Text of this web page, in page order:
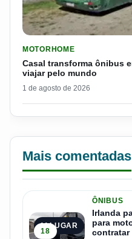
MOTORHOME
Casal transforma ônibus
viajar pelo mundo
1 de agosto de 2026
Mais comentadas
1º LUGAR
18
ÔNIBUS
Irlanda
para
contratar